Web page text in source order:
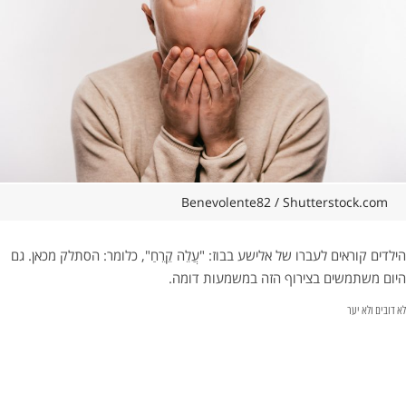
Benevolente82 / Shutterstock.com
הילדים קוראים לעברו של אלישע בבוז: "עֲלֵה קֵרֵחַ", כלומר: הסתלק מכאן. גם
היום משתמשים בצירוף הזה במשמעות דומה.
לא דובים ולא יער